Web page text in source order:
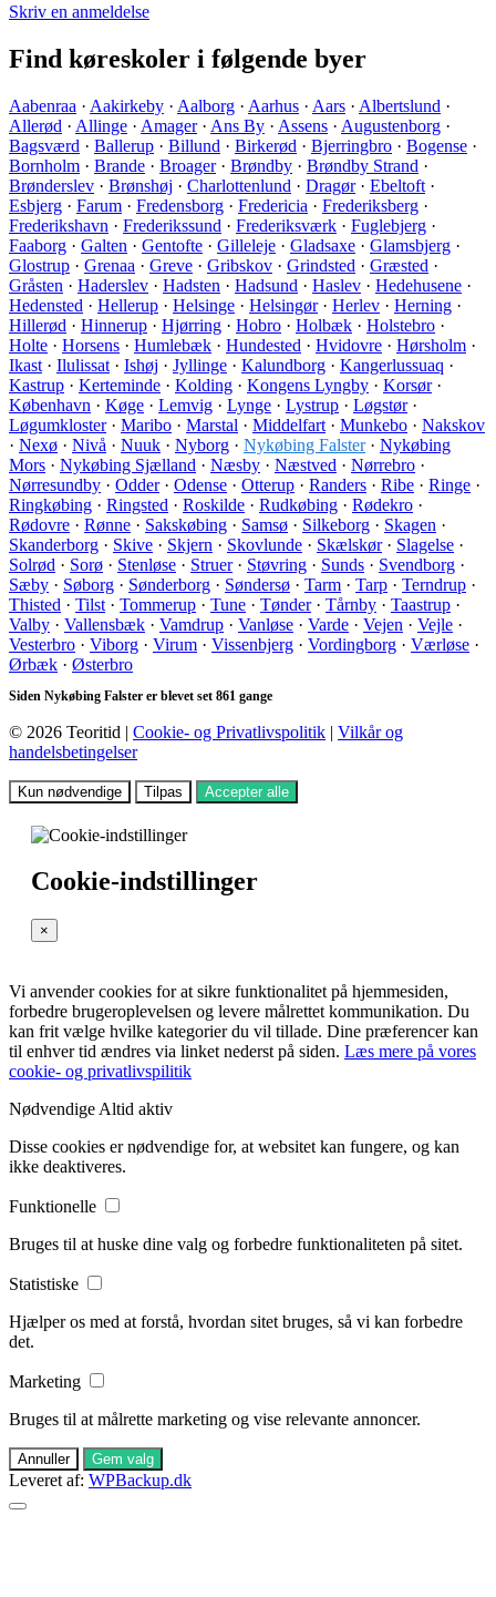
Skriv en anmeldelse
Find køreskoler i følgende byer
Aabenraa · Aakirkeby · Aalborg · Aarhus · Aars · Albertslund ·
Allerød · Allinge · Amager· Ans By · Assens · Augustenborg ·
Bagsværd · Ballerup · Billund · Birkerød · Bjerringbro · Bogense ·
Bornholm · Brande · Broager· Brøndby · Brøndby Strand ·
Brønderslev · Brønshøj · Charlottenlund · Dragør· Ebeltoft ·
Esbjerg · Farum · Fredensborg · Fredericia · Frederiksberg ·
Frederikshavn · Frederikssund · Frederiksværk · Fuglebjerg ·
Faaborg · Galten · Gentofte · Gilleleje · Gladsaxe · Glamsbjerg ·
Glostrup · Grenaa · Greve · Gribskov · Grindsted · Græsted ·
Gråsten · Haderslev · Hadsten · Hadsund · Haslev · Hedehusene ·
Hedensted · Hellerup · Helsinge · Helsingør· Herlev · Herning ·
Hillerød · Hinnerup · Hjørring · Hobro · Holbæk · Holstebro ·
Holte · Horsens · Humlebæk · Hundested · Hvidovre · Hørsholm ·
Ikast · Ilulissat · Ishøj · Jyllinge · Kalundborg · Kangerlussuaq ·
Kastrup · Kerteminde · Kolding · Kongens Lyngby · Korsør·
København · Køge · Lemvig · Lynge · Lystrup · Løgstør·
Løgumkloster· Maribo · Marstal · Middelfart · Munkebo · Nakskov
· Nexø · Nivå · Nuuk · Nyborg · Nykøbing Falster· Nykøbing
Mors · Nykøbing Sjælland · Næsby · Næstved · Nørrebro ·
Nørresundby · Odder· Odense · Otterup · Randers · Ribe · Ringe ·
Ringkøbing · Ringsted · Roskilde · Rudkøbing · Rødekro ·
Rødovre · Rønne · Sakskøbing · Samsø · Silkeborg · Skagen ·
Skanderborg · Skive · Skjern · Skovlunde · Skælskør· Slagelse ·
Solrød · Sorø · Stenløse · Struer· Støvring · Sunds · Svendborg ·
Sæby · Søborg · Sønderborg · Søndersø · Tarm · Tarp · Terndrup ·
Thisted · Tilst · Tommerup · Tune · Tønder· Tårnby · Taastrup ·
Valby · Vallensbæk · Vamdrup · Vanløse · Varde · Vejen · Vejle ·
Vesterbro · Viborg · Virum · Vissenbjerg · Vordingborg · Værløse ·
Ørbæk · Østerbro
Siden Nykøbing Falster er blevet set 861 gange
© 2026 Teoritid | Cookie- og Privatlivspolitik | Vilkår og
handelsbetingelser
Kun nødvendige Tilpas Accepter alle
Cookie-indstillinger
×
Vi anvender cookies for at sikre funktionalitet på hjemmesiden,
forbedre brugeroplevelsen og levere målrettet kommunikation. Du
kan frit vælge hvilke kategorier du vil tillade. Dine præferencer kan
til enhver tid ændres via linket nederst på siden. Læs mere på vores
cookie- og privatlivspilitik
Nødvendige Altid aktiv
Disse cookies er nødvendige for, at websitet kan fungere, og kan
ikke deaktiveres.
Funktionelle
Bruges til at huske dine valg og forbedre funktionaliteten på sitet.
Statistiske
Hjælper os med at forstå, hvordan sitet bruges, så vi kan forbedre
det.
Marketing
Bruges til at målrette marketing og vise relevante annoncer.
Annuller Gem valg
Leveret af: WPBackup.dk